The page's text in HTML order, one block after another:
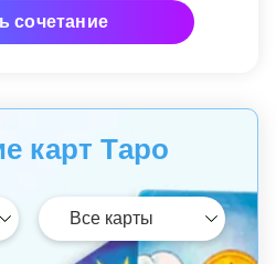
сочетание
карт Таро